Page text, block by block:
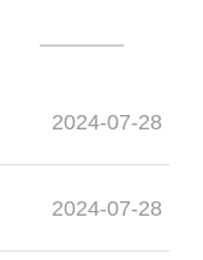
2024-07-28
2024-07-28